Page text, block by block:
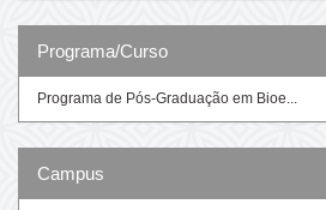
Programa/Curso
Programa de Pós-Graduação em Bioe...
Campus